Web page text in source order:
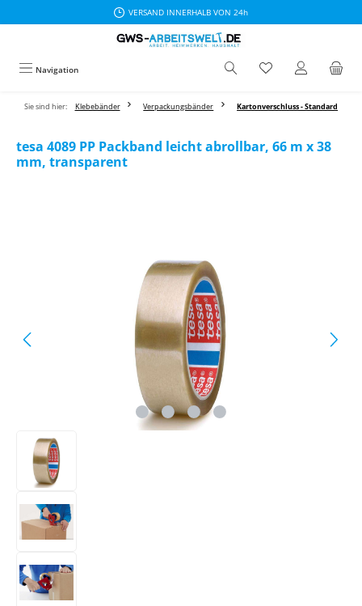
VERSAND INNERHALB VON 24h
Navigation
Sie sind hier: Klebebänder Verpackungsbänder Kartonverschluss - Standard
tesa 4089 PP Packband leicht abrollbar, 66 m x 38
mm, transparent